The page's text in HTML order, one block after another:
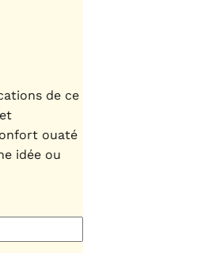
de ce
ouaté
idée ou